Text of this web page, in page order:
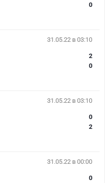
0
31.05.22 в 03:10
2
0
31.05.22 в 03:10
0
2
31.05.22 в 00:00
0